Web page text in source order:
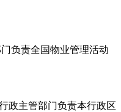
负责全国物业管理活动
政主管部门负责本行政区